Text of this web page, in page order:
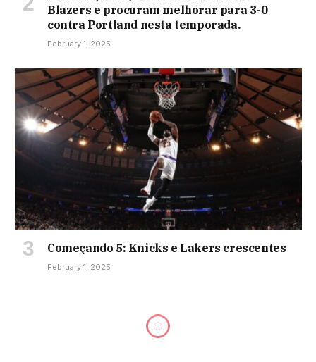
Blazers e procuram melhorar para 3-0
contra Portland nesta temporada.
February 1, 2025
Começando 5: Knicks e Lakers crescentes
February 1, 2025